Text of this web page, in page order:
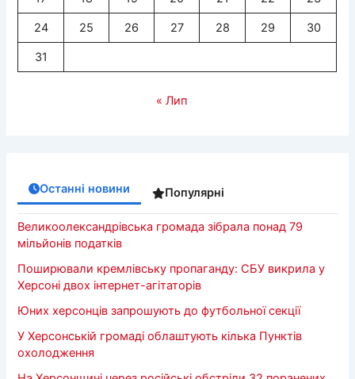
24 25 26 27 28 29 30
31
« Лип
Останні новини Популярні
Великоолександрівська громада зібрала понад 79
мільйонів податків
Поширювали кремлівську пропаганду: СБУ викрила у
Херсоні двох інтернет-агітаторів
Юних херсонців запрошують до футбольної секції
У Херсонській громаді облаштують кілька Пунктів
охолодження